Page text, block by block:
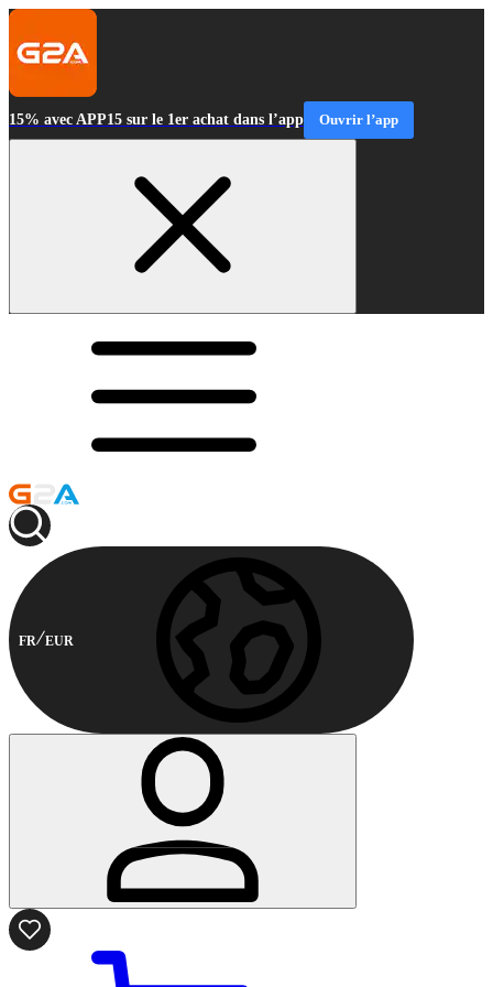
15% avec APP15 sur le 1er achat dans l’app Ouvrir l’app
FR EUR